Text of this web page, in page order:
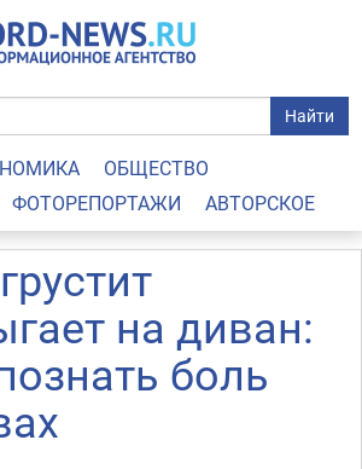
Найти
ОБЩЕСТВО
ФОТОРЕПОРТАЖИ АВТОРСКОЕ
на диван:
боль